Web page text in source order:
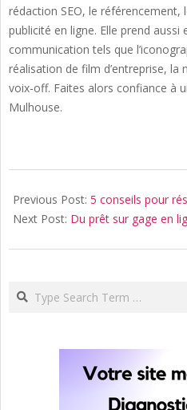
rédaction SEO, le référencement,
publicité en ligne. Elle prend aussi
communication tels que
réalisation de film d’entreprise,
voix-off. Faites alors confiance à
Mulhouse.
10-
05
Previous Post: 5 conseils pour
Next Post: Du prêt sur gage en
Search